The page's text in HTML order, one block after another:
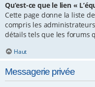
Qu’est-ce que le lien «
Cette page donne la liste
compris les
détails tels que les forums
Haut
Messagerie privée